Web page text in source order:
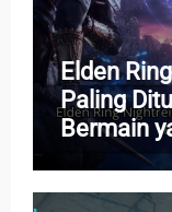
Elden
Paling
Bermain